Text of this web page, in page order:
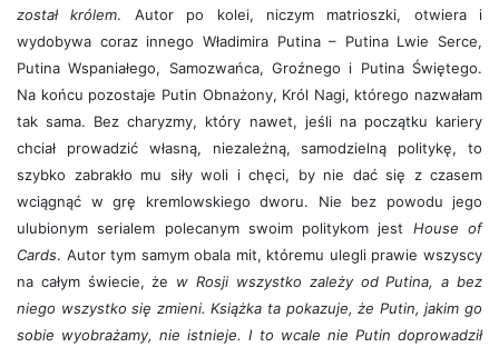
został królem. Autor po kolei, niczym matrioszki, otwiera i
wydobywa coraz innego Władimira Putina – Putina Lwie Serce,
Putina Wspaniałego, Samozwańca, Groźnego i Putina Świętego.
Na końcu pozostaje Putin Obnażony, Król Nagi, którego nazwałam
tak sama. Bez charyzmy, który nawet, jeśli na początku kariery
chciał prowadzić własną, niezależną, samodzielną politykę, to
szybko zabrakło mu siły woli i chęci, by nie dać się z czasem
wciągnąć w grę kremlowskiego dworu. Nie bez powodu jego
ulubionym serialem polecanym swoim politykom jest House of
Cards. Autor tym samym obala mit, któremu ulegli prawie wszyscy
na całym świecie, że w Rosji wszystko zależy od Putina, a bez
niego wszystko się zmieni. Książka ta pokazuje, że Putin, jakim go
sobie wyobrażamy, nie istnieje. I to wcale nie Putin doprowadził